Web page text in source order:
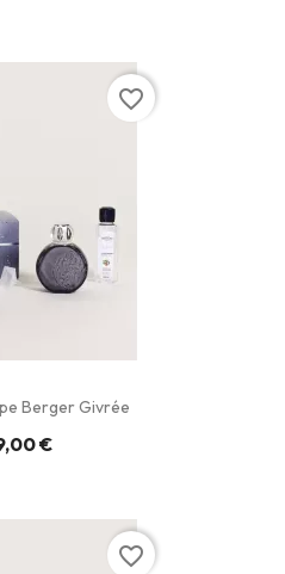
Berger Givrée
€
favorite_border
favorite_border